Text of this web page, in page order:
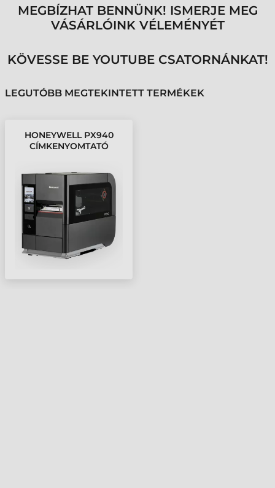
MEGBÍZHAT BENNÜNK! ISMERJE MEG
VÁSÁRLÓINK VÉLEMÉNYÉT
KÖVESSE BE YOUTUBE CSATORNÁNKAT!
LEGUTÓBB MEGTEKINTETT TERMÉKEK
HONEYWELL PX940
CÍMKENYOMTATÓ